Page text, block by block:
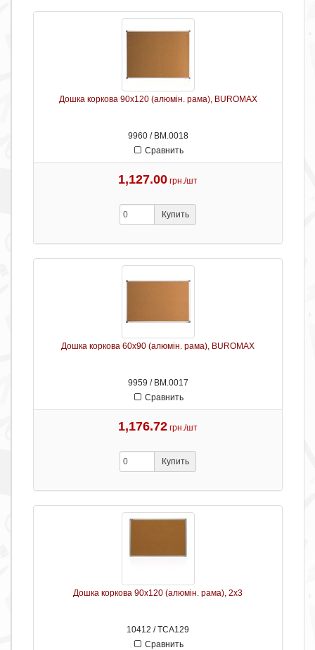
Дошка коркова 90х120 (алюмін. рама), BUROMAX
9960 / ВМ.0018
Сравнить
1,127.00 грн./шт
Купить
Дошка коркова 60х90 (алюмін. рама), BUROMAX
9959 / ВМ.0017
Сравнить
1,176.72 грн./шт
Купить
Дошка коркова 90х120 (алюмін. рама), 2х3
10412 / ТСА129
Сравнить